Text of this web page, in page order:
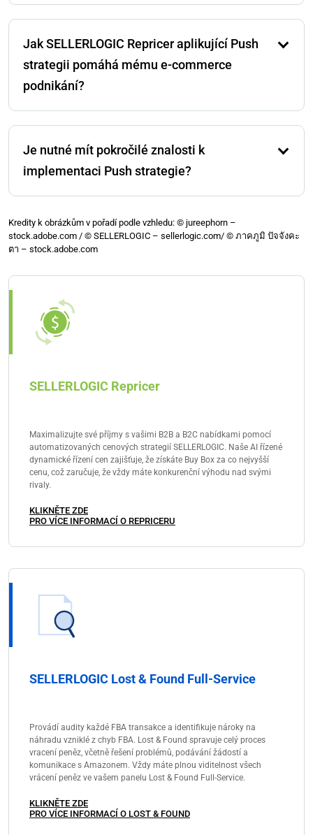
kteří snižují ceny, a výdaje na reklamu. Tyto omezení
činí nezbytným přijetí dynamických cenových
strategií, jako je SELLERLOGIC Repricer, aby se
maximalizovaly prodeje bez nadměrných výdajů.
Jak SELLERLOGIC Repricer aplikující Push
strategii pomáhá mému e-commerce
podnikání?
úpravy cen na základě prodejních milníků. To pomáhá
jak novým, tak zkušeným prodejcům zvyšovat
rámci pevného rozpočtu.
Je nutné mít pokročilé znalosti k
implementaci Push strategie?
Push strategie. Zahrnuje racionální myšlení a určité
vyhrazené časové období na úpravu cen na základě
měnících se tržních faktorů. Tato strategie může být
produktové portfolio rozrůstá.
Kredity k obrázkům v pořadí podle vzhledu: © jureephorn –
stock.adobe.com / © SELLERLOGIC – sellerlogic.com/ © ภาคภูมิ ปัจจังคะ
ตา – stock.adobe.com
SELLERLOGIC Repricer
Maximalizujte své příjmy s vašimi B2B a B2C nabídkami pomocí
automatizovaných cenových strategií SELLERLOGIC. Naše AI řízené
dynamické řízení cen zajišťuje, že získáte Buy Box za co nejvyšší
cenu, což zaručuje, že vždy máte konkurenční výhodu nad svými
rivaly.
KLIKNĚTE ZDE
PRO VÍCE INFORMACÍ O REPRICERU
SELLERLOGIC Lost & Found Full-Service
Provádí audity každé FBA transakce a identifikuje nároky na
náhradu vzniklé z chyb FBA. Lost & Found spravuje celý proces
vracení peněz, včetně řešení problémů, podávání žádostí a
komunikace s Amazonem. Vždy máte plnou viditelnost všech
vrácení peněz ve vašem panelu Lost & Found Full-Service.
KLIKNĚTE ZDE
PRO VÍCE INFORMACÍ O LOST & FOUND